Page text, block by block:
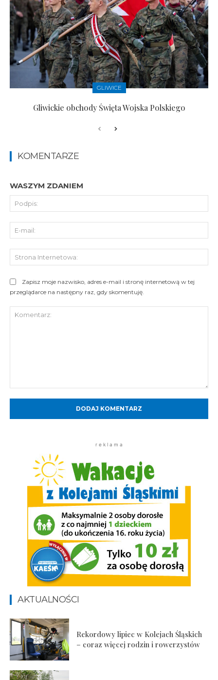
GLIWICE
Gliwickie obchody Święta Wojska Polskiego
KOMENTARZE
WASZYM ZDANIEM
Zapisz moje nazwisko, adres e-mail i stronę internetową w tej
przeglądarce na następny raz, gdy skomentuję.
r e k l a m a
AKTUALNOŚCI
Rekordowy lipiec w Kolejach Śląskich
– coraz więcej rodzin i rowerzystów